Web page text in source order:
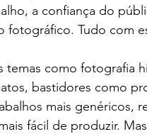
a confiança do
fotográfico. Tudo com
temas como fotografia
bastidores como
mais genéricos,
fácil de produzir.